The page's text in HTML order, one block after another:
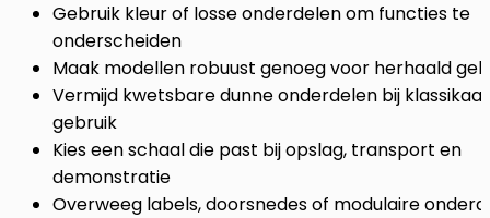
Gebruik kleur of losse onderdelen om functies te
onderscheiden
Maak modellen robuust genoeg voor herhaald
Vermijd kwetsbare dunne onderdelen bij klassikaal
gebruik
Kies een schaal die past bij opslag, transport en
demonstratie
Overweeg labels, doorsnedes of modulaire